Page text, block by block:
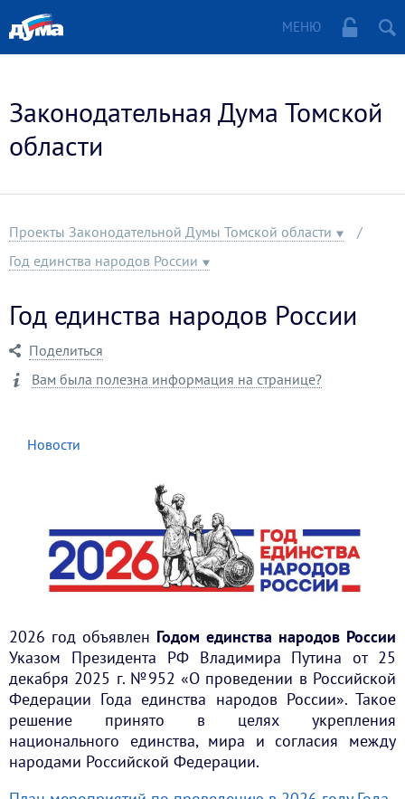
МЕНЮ
Законодательная Дума Томской
области
Проекты Законодательной Думы Томской области
Год единства народов России
Год единства народов России
Поделиться
Вам была полезна информация на странице?
2026 год объявлен Годом единства народов России
Указом Президента РФ Владимира Путина от 25
декабря 2025 г. №952 «О проведении в Российской
Федерации Года единства народов России». Такое
решение принято в целях укрепления
национального единства, мира и согласия между
народами Российской Федерации.
Новости